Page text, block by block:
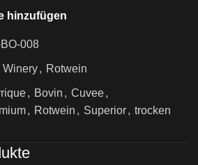
hinzufügen
008
Winery, Rotwein
, Bovin , Cuvee,
, Rotwein , Superior, trocken